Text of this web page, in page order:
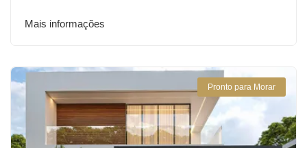
Mais informações
Pronto para Morar